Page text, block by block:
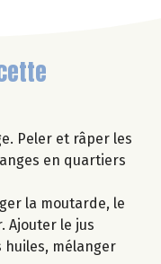
Peler et râper les
en quartiers
la moutarde, le
Ajouter le jus
huiles, mélanger